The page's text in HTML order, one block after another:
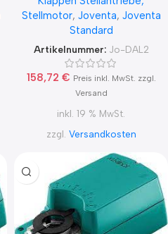
Stellmotor, Joventa, Joventa
Standard
Artikelnummer: Jo-DAL2
158,72 € Preis inkl. MwSt. zzgl.
Versand
inkl. 19 % MwSt.
zzgl. Versandkosten